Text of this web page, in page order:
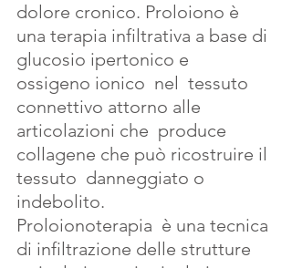
dolore cronico. Proloiono è
una terapia infiltrativa a base di
glucosio ipertonico e
ossigeno ionico  nel  tessuto
connettivo attorno alle
articolazioni che  produce
collagene che può ricostruire il
tessuto  danneggiato o
indebolito.
Proloionoterapia  è una tecnica
di infiltrazione delle strutture